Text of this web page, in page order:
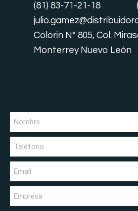
(81) 83-71-21-18
Colorin N° 805, Col.
Monterrey Nuevo León